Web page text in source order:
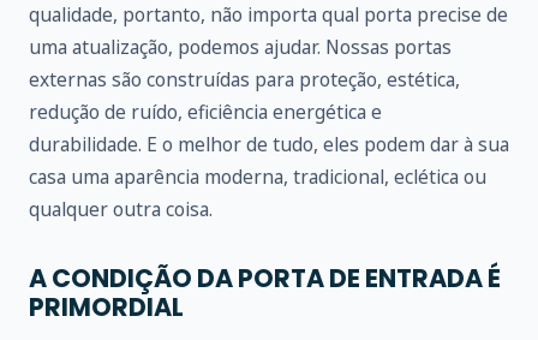
qualidade, portanto, não importa qual porta precise de
uma atualização, podemos ajudar. Nossas portas
externas são construídas para proteção, estética,
redução de ruído, eficiência energética e
durabilidade. E o melhor de tudo, eles podem dar à sua
casa uma aparência moderna, tradicional, eclética ou
qualquer outra coisa.
A CONDIÇÃO DA PORTA DE ENTRADA É
PRIMORDIAL